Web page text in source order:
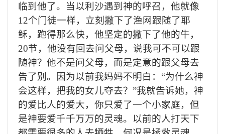
临到他了。当以利沙遇到神的呼召，他就像
12个门徒一样，立刻撇下了渔网跟随了耶
稣，跑得那么快，他坚定的撇下了他的牛，
20节，他没有回去问父母，说我可不可以跟
随神？他不是问父母，而是定意的跟父母去
告了别。因为以前我妈妈不明白： “为什么神
会这样，把我的女儿夺去？”我就告诉她，神
的爱比人的爱大，你只爱了一个小家庭，但
是神要爱千千万万的灵魂。以前的人打天下